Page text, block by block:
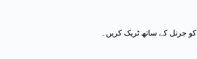
جرنل کے ساتھ ٹریک کریں۔